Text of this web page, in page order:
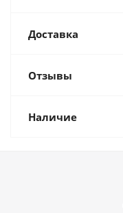
Доставка
Отзывы
Наличие